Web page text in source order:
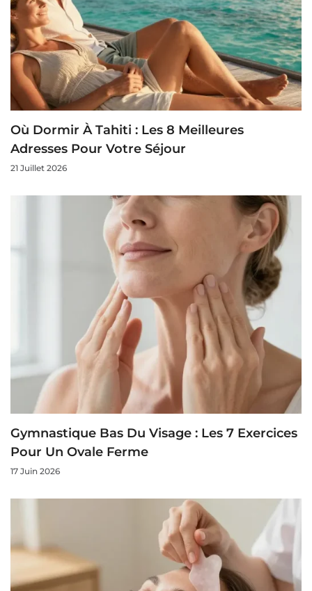
Où Dormir À Tahiti : Les 8 Meilleures
Adresses Pour Votre Séjour
21 Juillet 2026
Gymnastique Bas Du Visage : Les 7 Exercices
Pour Un Ovale Ferme
17 Juin 2026